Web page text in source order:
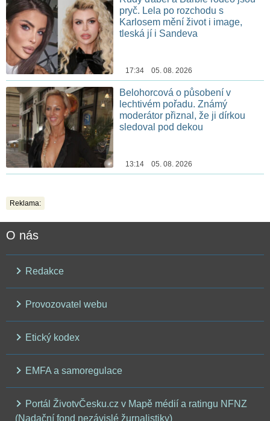
pryč. Lela po rozchodu s
Karlosem mění život i image,
tleská jí i Sandeva
17:34 05. 08. 2026
Belohorcová o působení v
lechtivém pořadu. Známý
moderátor přiznal, že ji dírkou
sledoval pod dekou
13:14 05. 08. 2026
Reklama:
O nás
Redakce
Provozovatel webu
Etický kodex
EMFA a samoregulace
Portál ŽivotvČesku.cz v Mapě médií a ratingu NFNZ
(Nadační fond nezávislé žurnalistiky)